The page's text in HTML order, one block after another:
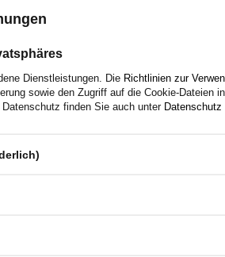
Dienstleistungen. Die Richtlinien zur
sowie den Zugriff auf die Cookie-Dateien
finden Sie auch unter Datenschutz